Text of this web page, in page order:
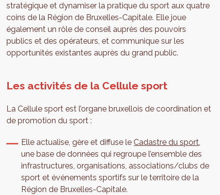
stratégique et dynamiser la pratique du sport aux quatre
coins de la Région de Bruxelles-Capitale. Elle joue
également un rôle de conseil auprès des pouvoirs
publics et des opérateurs, et communique sur les
opportunités existantes auprès du grand public.
Les activités de la Cellule sport
La Cellule sport est l’organe bruxellois de coordination et
de promotion du sport :
Elle actualise, gère et diffuse leCadastre du sport,
une base de données qui regroupe l’ensemble des
infrastructures, organisations, associations/clubs de
sport et événements sportifs sur le territoire de la
Région de Bruxelles-Capitale.